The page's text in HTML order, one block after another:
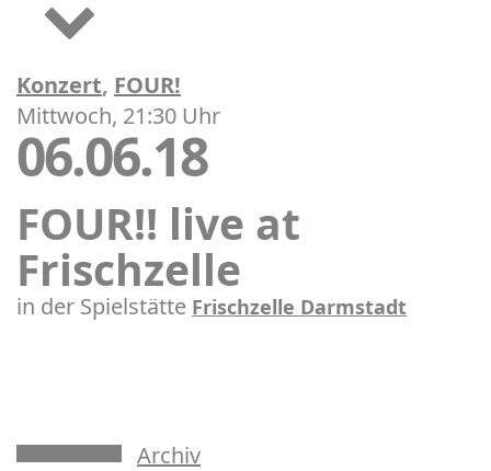
Konzert, FOUR!
Mittwoch, 21:30 Uhr
06.06.18
FOUR!! live at
Frischzelle
in der Spielstätte Frischzelle Darmstadt
Archiv